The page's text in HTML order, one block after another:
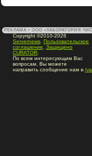
РЕКЛАМА • ООО «ЛАБОРАТОРИЯ
Copyright ©2010-2026
Servernews Пользовательское
соглашение
Защищено
CURATOR
По всем интересующим Вас
вопросам, Вы можете
направить сообщение нам в /